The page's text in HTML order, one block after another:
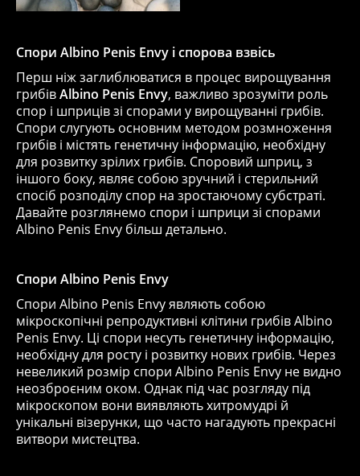
Спори Albino Penis Envy і спорова взвісь
Перш ніж заглиблюватися в процес вирощування
грибівAlbino Penis Envy, важливо зрозуміти роль
спор і шприців зі спорами у вирощуванні грибів.
Спори слугують основним методом розмноження
грибів і містять генетичну інформацію, необхідну
для розвитку зрілих грибів. Споровий шприц, з
іншого боку, являє собою зручний і стерильний
спосіб розподілу спор на зростаючому субстраті.
Давайте розглянемо спори і шприци зі спорами
Albino Penis Envy більш детально.
Спори Albino Penis Envy
Спори Albino Penis Envy являють собою
мікроскопічні репродуктивні клітини грибів Albino
Penis Envy. Ці спори несуть генетичну інформацію,
необхідну для росту і розвитку нових грибів. Через
невеликий розмір спори Albino Penis Envy не видно
неозброєним оком. Однак під час розгляду під
мікроскопом вони виявляють хитромудрі й
унікальні візерунки, що часто нагадують прекрасні
витвори мистецтва.